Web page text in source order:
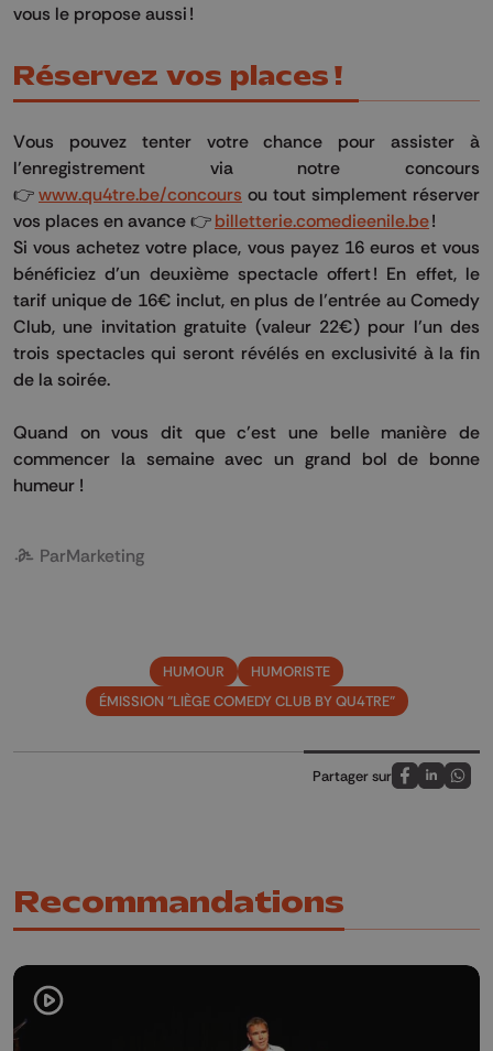
vous le propose aussi !
Réservez vos places !
Vous pouvez tenter votre chance pour assister à
l’enregistrement via notre concours
👉 www.qu4tre.be/concours ou tout simplement réserver
vos places en avance 👉 billetterie.comedieenile.be!
Si vous achetez votre place, vous payez 16 euros et vous
bénéficiez d’un deuxième spectacle offert ! En effet, le
tarif unique de 16€ inclut, en plus de l’entrée au Comedy
Club, une invitation gratuite (valeur 22€) pour l’un des
trois spectacles qui seront révélés en exclusivité à la fin
de la soirée.
Quand on vous dit que c’est une belle manière de
commencer la semaine avec un grand bol de bonne
humeur !
ParMarketing
HUMOUR
HUMORISTE
ÉMISSION "LIÈGE COMEDY CLUB BY QU4TRE"
Partager sur
Partagez sur
Partagez
Recommandations